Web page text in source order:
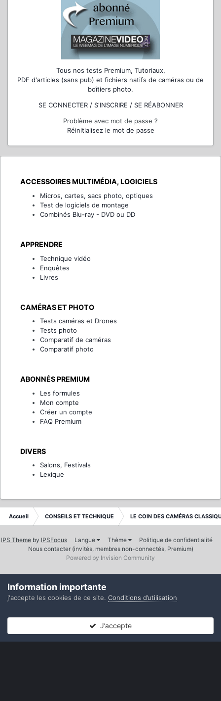
Tous nos tests Premium, Tutoriaux,
PDF d'articles (sans pub) et fichiers natifs de caméras ou de
boîtiers photo.
SE CONNECTER / S'INSCRIRE / SE RÉABONNER
Problème avec mot de passe ?
Réinitialisez le mot de passe
ACCESSOIRES MULTIMÉDIA, LOGICIELS
Micros, cartes, sacs photo, optiques
Test de logiciels de montage
Combinés Blu-ray - DVD ou DD
APPRENDRE
Technique vidéo
Enquêtes
Livres
CAMÉRAS ET PHOTO
Tests caméras et Drones
Tests photo
Comparatif de caméras
Comparatif photo
ABONNÉS PREMIUM
Les formules
Mon compte
Créer un compte
FAQ Premium
DIVERS
Salons, Festivals
Lexique
Accueil CONSEILS ET TECHNIQUE LE COIN DES CAMÉRAS
IPS Theme by IPSFocus Langue Thème
Politique de confidentialité
Nous contacter (invités, membres non-connectés, Premium)
Powered by Invision Community
Information importante
j'accepte les cookies de ce site. Conditions d’utilisation
J’accepte